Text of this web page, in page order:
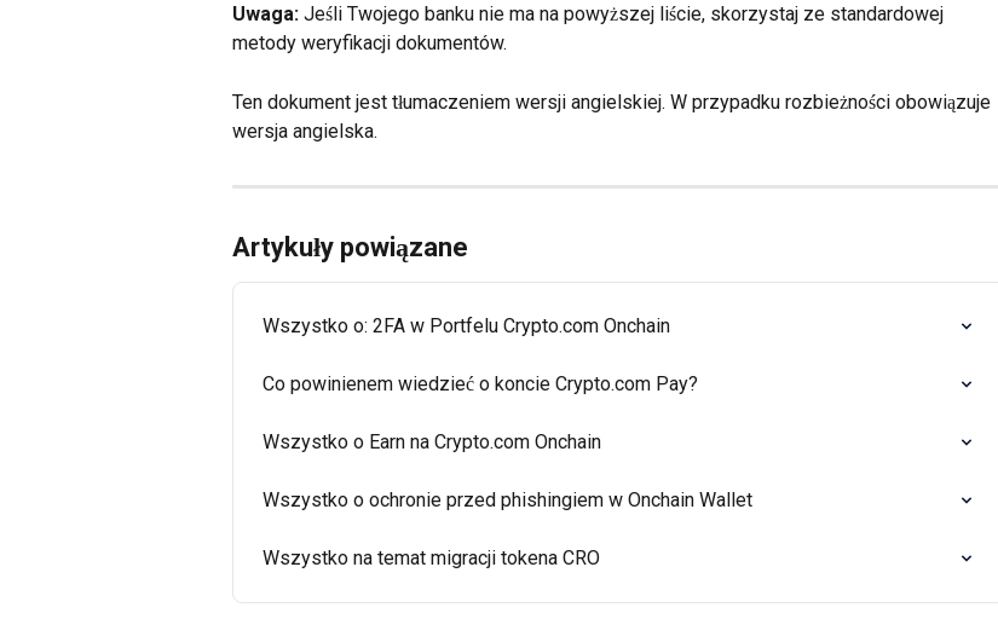
Uwaga: Jeśli Twojego banku nie ma na powyższej liście, skorzystaj ze standardowej
metody weryfikacji dokumentów.
Ten dokument jest tłumaczeniem wersji angielskiej. W przypadku rozbieżności obowiązuje
wersja angielska.
Artykuły powiązane
Wszystko o: 2FA w Portfelu Crypto.com Onchain
Co powinienem wiedzieć o koncie Crypto.com Pay?
Wszystko o Earn na Crypto.com Onchain
Wszystko o ochronie przed phishingiem w Onchain Wallet
Wszystko na temat migracji tokena CRO